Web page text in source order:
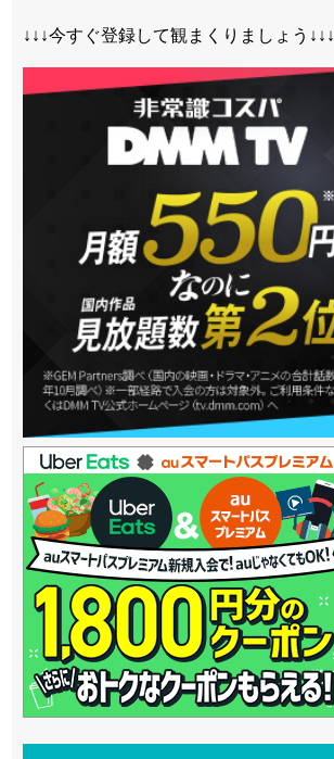
↓↓↓今すぐ登録して観まくりましょう↓↓↓